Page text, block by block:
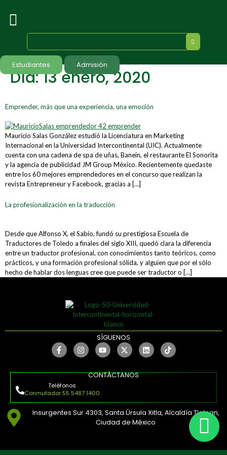
Estudiantes Admisión
Día:13 enero, 2020
Emprender, más que una experiencia, una emoción
Mauricio Salas González estudió la Licenciatura en Marketing
Internacional en la Universidad Intercontinental (UIC). Actualmente
cuenta con una cadena de spa de uñas, Banein, el restaurante El Sonorita
y la agencia de publicidad JM Group México. Recientemente quedaste
entre los 60 mejores emprendedores en el concurso que realizan la
revista Entrepreneur y Facebook, gracias a […]
La profesionalización en la traducción
Desde que Alfonso X, el Sabio, fundó su prestigiosa Escuela de
Traductores de Toledo a finales del siglo XIII, quedó clara la diferencia
entre un traductor profesional, con conocimientos tanto teóricos, como
prácticos, y una formación profesional sólida, y alguien que por el sólo
hecho de hablar dos lenguas cree que puede ser traductor o […]
SÍGUENOS
CONTÁCTANOS
Teléfonos
Conmutador 55 5487 1400
Insurgentes Sur 4303, Santa Úrsula Xitla, Alcaldía Tlalpan,
Ciudad de México